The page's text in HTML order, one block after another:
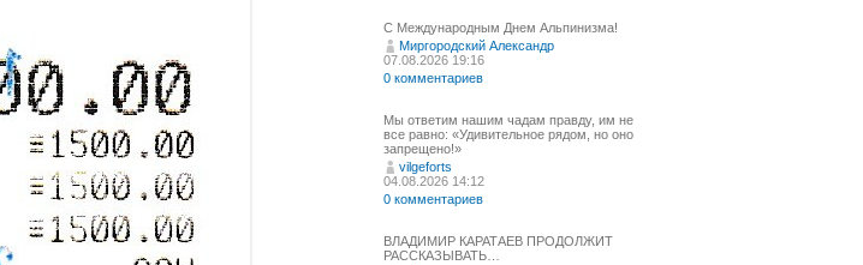
С Международным Днем Альпинизма!⁠
Миргородский Александр
07.08.2026 19:16
0 комментариев
Мы ответим нашим чадам правду, им не
все равно: «Удивительное рядом, но оно
запрещено!»
vilgeforts
04.08.2026 14:12
0 комментариев
ВЛАДИМИР КАРАТАЕВ ПРОДОЛЖИТ
РАССКАЗЫВАТЬ…